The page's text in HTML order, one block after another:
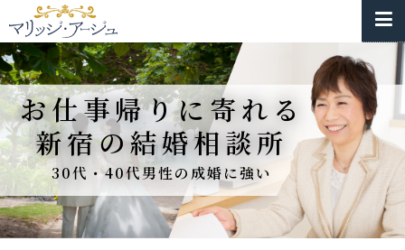
お仕事帰りに寄れる
新宿の結婚相談所
30代・40代男性の成婚に強い